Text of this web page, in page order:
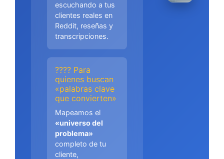
escuchando a tus
clientes reales en
Reddit, reseñas y
transcripciones.
???? Para
quienes buscan
«palabras clave
que convierten»
Mapeamos el
«universo del
problema»
completo de tu
cliente,